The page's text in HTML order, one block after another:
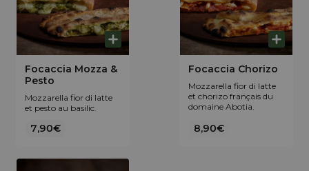
Focaccia Mozza &
Pesto
Mozzarella fior di latte
et pesto au basilic.
7,90€
Focaccia Chorizo
Mozzarella fior di latte
et chorizo français du
domaine Abotia.
8,90€